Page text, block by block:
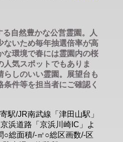
自然豊かな公営霊園。人
ないため毎年抽選倍率が高
な環境で春には霊園内の桜
人気スポットでもありま
らしのいい霊園。展望台も
件等を担当者にご確認く
駅/JR南武線「津田山駅」
浜道路「京浜川崎IC」よ
○総面積/-㎡○総区画数/-区